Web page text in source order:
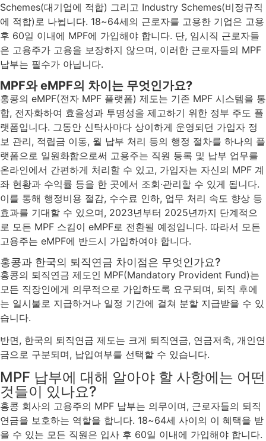
Schemes(대기업에 적합) 그리고 Industry Schemes(비정규직
에 적합)로 나뉩니다. 18~64세의 근로자를 고용한 기업은 고용
후 60일 이내에 MPF에 가입해야 합니다. 단, 임시직 근로자들
은 고용주가 고용을 보장하지 않으며, 이러한 근로자들의 MPF
납부는 필수가 아닙니다.
MPF와 eMPF의 차이는 무엇인가요?
홍콩의 eMPF(전자 MPF 플랫폼) 제도는 기존 MPF 시스템을 통
합, 전자화하여 효율성과 투명성을 제고하기 위한 정부 주도 플
랫폼입니다. 그동안 신탁사마다 상이하게 운영되던 가입자 정
보 관리, 적립금 이동, 월 납부 처리 등의 행정 절차를 하나의 플
랫폼으로 일원화함으로써 고용주는 직원 등록 및 납부 업무를
온라인에서 간편하게 처리할 수 있고, 가입자는 자신의 MPF 계
좌 현황과 수익률 등을 한 곳에서 조회·관리할 수 있게 됩니다.
이를 통해 행정비용 절감, 수수료 인하, 업무 처리 속도 향상 등
효과를 기대할 수 있으며, 2023년부터 2025년까지 단계적으
로 모든 MPF 스킴이 eMPF로 전환될 예정입니다. 따라서 모든
고용주는 eMPF에 반드시 가입하여야 합니다.
홍콩과 한국의 퇴직연금 차이점은 무엇인가요?
홍콩의 퇴직연금 제도인 MPF(Mandatory Provident Fund)는
모든 직장인에게 의무적으로 가입하도록 요구되며, 퇴직 후에
는 일시불로 지급하거나 일정 기간에 걸쳐 분할 지급받을 수 있
습니다.
반면, 한국의 퇴직연금 제도는 크게 퇴직연금, 연금저축, 개인연
금으로 구분되며, 납입여부를 선택할 수 있습니다.
MPF 납부에 대해 알아야 할 사항에는 어떤
것들이 있나요?
홍콩 회사의 고용주의 MPF 납부는 의무이며, 근로자들의 퇴직
연금을 보호하는 역할을 합니다. 18~64세 사이의 이 혜택을 받
을 수 있는 모든 직원은 입사 후 60일 이내에 가입해야 합니다.